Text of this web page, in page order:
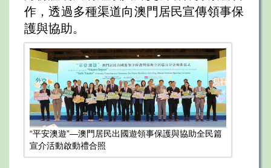
作，透過多種渠道向澳門居民宣傳領事保
護與協助。
“平安澳遊”—澳門居民出國遊領事保護與協助全民篇
宣介活動啟動禮合照